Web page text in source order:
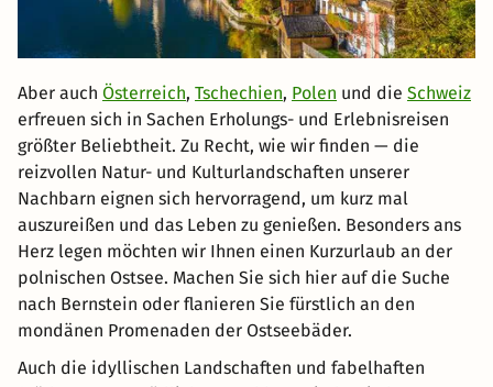
Aber auch Österreich, Tschechien, Polen und die Schweiz
erfreuen sich in Sachen Erholungs- und Erlebnisreisen
größter Beliebtheit. Zu Recht, wie wir finden — die
reizvollen Natur- und Kulturlandschaften unserer
Nachbarn eignen sich hervorragend, um kurz mal
auszureißen und das Leben zu genießen. Besonders ans
Herz legen möchten wir Ihnen einen Kurzurlaub an der
polnischen Ostsee. Machen Sie sich hier auf die Suche
nach Bernstein oder flanieren Sie fürstlich an den
mondänen Promenaden der Ostseebäder.
Auch die idyllischen Landschaften und fabelhaften